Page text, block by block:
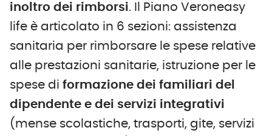
inoltro dei rimborsi. Il Piano Veroneasy
life è articolato in 6 sezioni: assistenza
sanitaria per rimborsare le spese relative
alle prestazioni sanitarie, istruzione per le
spese di formazione dei familiari del
dipendente e dei servizi integrativi
(mense scolastiche, trasporti, gite, servizi